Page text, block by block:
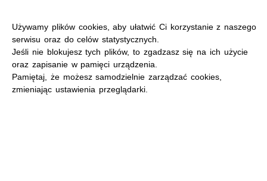
Używamy plików cookies, aby ułatwić Ci korzystanie z naszego
serwisu oraz do celów statystycznych.
Jeśli nie blokujesz tych plików, to zgadzasz się na ich użycie
oraz zapisanie w pamięci urządzenia.
Pamiętaj, że możesz samodzielnie zarządzać cookies,
zmieniając ustawienia przeglądarki.
MENU